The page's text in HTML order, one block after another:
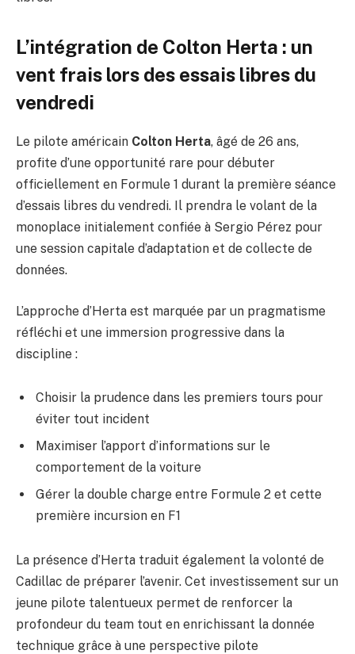
L’intégration de Colton Herta : un
vent frais lors des essais libres du
vendredi
Le pilote américain Colton Herta, âgé de 26 ans,
profite d’une opportunité rare pour débuter
officiellement en Formule 1 durant la première séance
d’essais libres du vendredi. Il prendra le volant de la
monoplace initialement confiée à Sergio Pérez pour
une session capitale d’adaptation et de collecte de
données.
L’approche d’Herta est marquée par un pragmatisme
réfléchi et une immersion progressive dans la
discipline :
Choisir la prudence dans les premiers tours pour
éviter tout incident
Maximiser l’apport d’informations sur le
comportement de la voiture
Gérer la double charge entre Formule 2 et cette
première incursion en F1
La présence d’Herta traduit également la volonté de
Cadillac de préparer l’avenir. Cet investissement sur un
jeune pilote talentueux permet de renforcer la
profondeur du team tout en enrichissant la donnée
technique grâce à une perspective pilote